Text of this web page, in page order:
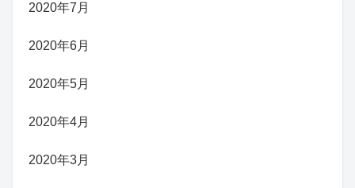
2020年7月
2020年6月
2020年5月
2020年4月
2020年3月